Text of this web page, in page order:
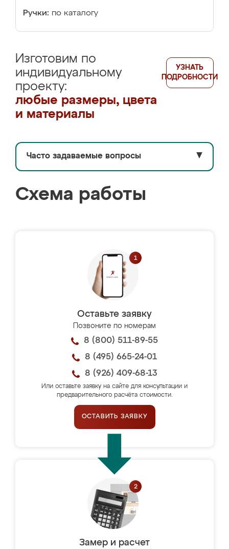
Ручки: по каталогу
Изготовим по
индивидуальному
проекту:
любые размеры, цвета
и материалы
УЗНАТЬ
ПОДРОБНОСТИ
Часто задаваемые вопросы ▼
Схема работы
Оставьте заявку
Позвоните по номерам
8 (800) 511-89-55
8 (495) 665-24-01
8 (926) 409-68-13
Или оставьте заявку на сайте для консультации и
предварительного расчёта стоимости.
ОСТАВИТЬ ЗАЯВКУ
Замер и расчет